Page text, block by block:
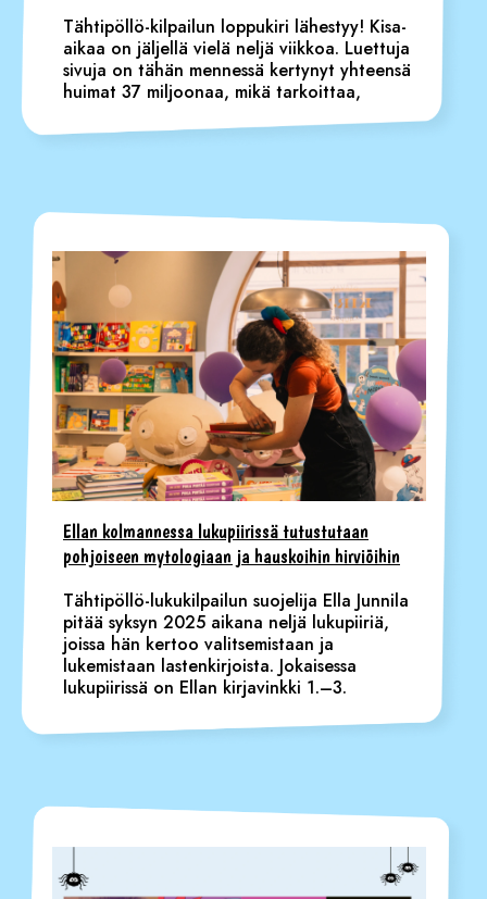
Tähtipöllö-kilpailun loppukiri lähestyy! Kisa-
aikaa on jäljellä vielä neljä viikkoa. Luettuja
sivuja on tähän mennessä kertynyt yhteensä
huimat 37 miljoonaa, mikä tarkoittaa,
Ellan kolmannessa lukupiirissä tutustutaan
pohjoiseen mytologiaan ja hauskoihin hirviöihin
Tähtipöllö-lukukilpailun suojelija Ella Junnila
pitää syksyn 2025 aikana neljä lukupiiriä,
joissa hän kertoo valitsemistaan ja
lukemistaan lastenkirjoista. Jokaisessa
lukupiirissä on Ellan kirjavinkki 1.–3.